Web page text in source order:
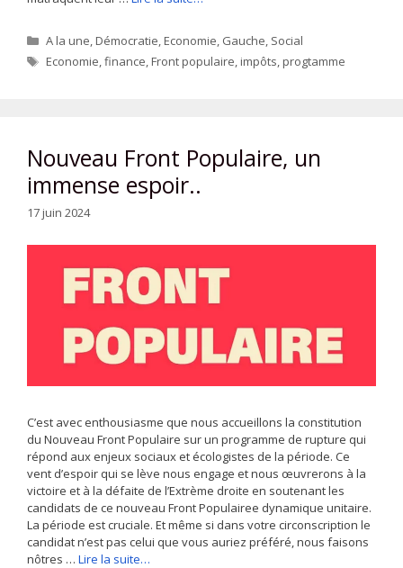
Catégories
A la une,Démocratie,Economie, Gauche, Social
Étiquettes
Economie,finance,Front populaire,impôts,progtamme
Nouveau Front Populaire, un
immense espoir..
17 juin 2024
C’est avec enthousiasme que nous accueillons la constitution
du Nouveau Front Populaire sur un programme de rupture qui
répond aux enjeux sociaux et écologistes de la période. Ce
vent d’espoir qui se lève nous engage et nous œuvrerons à la
victoire et à la défaite de l’Extrème droite en soutenant les
candidats de ce nouveau Front Populairee dynamique unitaire.
La période est cruciale. Et même si dans votre circonscription le
candidat n’est pas celui que vous auriez préféré, nous faisons
nôtres … Lire la suite…